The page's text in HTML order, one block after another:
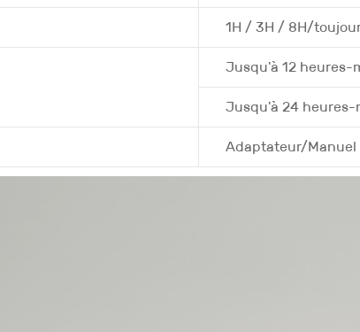
1H / 3H / 8H/
Jusqu'à 12 heures-
Jusqu'à 24
Adaptateur/